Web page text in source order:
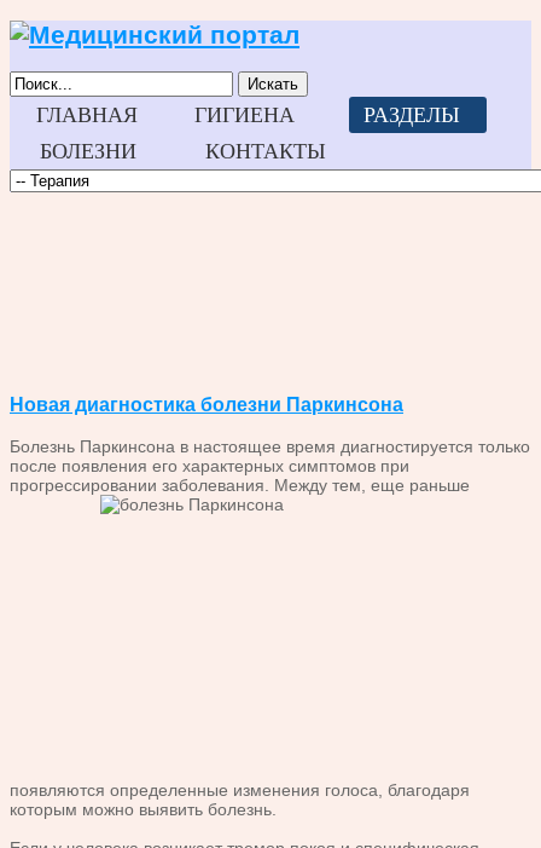
Искать
ГЛАВНАЯ ГИГИЕНА
РАЗДЕЛЫ
БОЛЕЗНИ
КОНТАКТЫ
Новая диагностика болезни Паркинсона
Болезнь Паркинсона в настоящее время диагностируется только
после появления его характерных симптомов при
прогрессировании заболевания. Между тем, еще раньше
появляются определенные изменения голоса, благодаря
которым можно выявить болезнь.